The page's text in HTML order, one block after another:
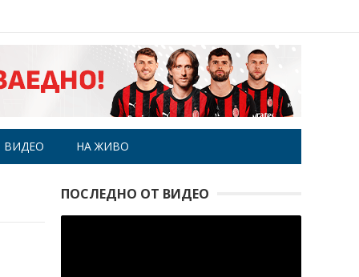
ВИДЕО НА ЖИВО
ПОСЛЕДНО ОТ ВИДЕО